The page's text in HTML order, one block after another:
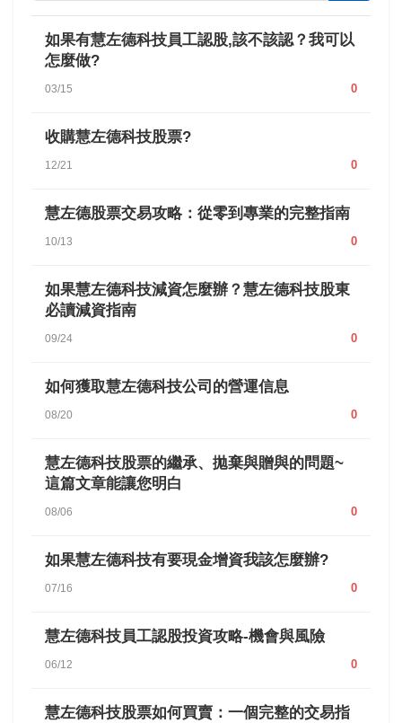
如果有慧左德科技員工認股,該不該認？我可以
怎麼做?
03/15 0
收購慧左德科技股票?
12/21 0
慧左德股票交易攻略：從零到專業的完整指南
10/13 0
如果慧左德科技減資怎麼辦？慧左德科技股東
必讀減資指南
09/24 0
如何獲取慧左德科技公司的營運信息
08/20 0
慧左德科技股票的繼承、拋棄與贈與的問題~
這篇文章能讓您明白
08/06 0
如果慧左德科技有要現金增資我該怎麼辦?
07/16 0
慧左德科技員工認股投資攻略-機會與風險
06/12 0
慧左德科技股票如何買賣：一個完整的交易指